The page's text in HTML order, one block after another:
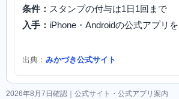
条件： スタンプの付与は1日1回まで
入手： iPhone・Androidの公式アプリ
出典： みかづき公式サイト
2026年8月7日確認｜公式サイト・公式アプリ案内